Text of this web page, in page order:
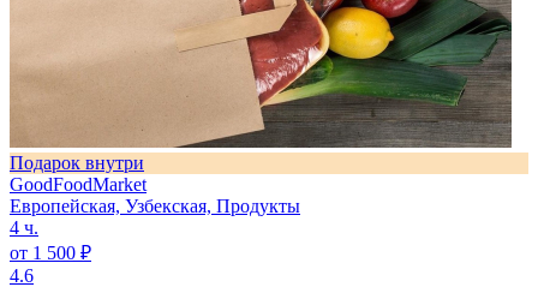
Подарок внутри
GoodFoodMarket
Европейская, Узбекская, Продукты
4 ч.
от 1 500 ₽
4.6